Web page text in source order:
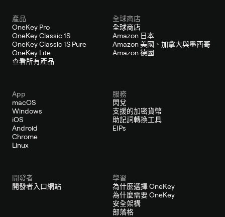
產品
OneKey Pro
OneKey Classic 1S
OneKey Classic 1S Pure
OneKey Lite
查看所有產品
全球商店
全球商店
Amazon 日本
Amazon 美國、加拿大與墨西哥
Amazon 德國
App
macOS
Windows
iOS
Android
Chrome
Linux
服務
閃兌
支援的加密貨幣
助記詞轉換工具
EIPs
開發者
開發者入口網站
學習
為什麼選擇 OneKey
為什麼需要 OneKey
安全架構
部落格